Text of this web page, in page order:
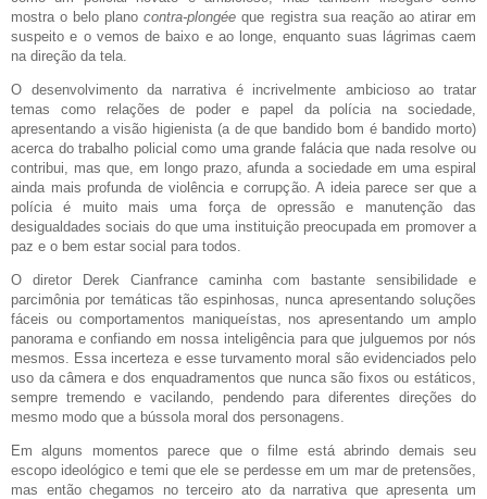
mostra o belo planocontra-plongée que registra sua reação ao atirar em
suspeito e o vemos de baixo e ao longe, enquanto suas lágrimas caem
na direção da tela.
O desenvolvimento da narrativa é incrivelmente ambicioso ao tratar
temas como relações de poder e papel da polícia na sociedade,
apresentando a visão higienista (a de que bandido bom é bandido morto)
acerca do trabalho policial como uma grande falácia que nada resolve ou
contribui, mas que, em longo prazo, afunda a sociedade em uma espiral
ainda mais profunda de violência e corrupção. A ideia parece ser que a
polícia é muito mais uma força de opressão e manutenção das
desigualdades sociais do que uma instituição preocupada em promover a
paz e o bem estar social para todos.
O diretor Derek Cianfrance caminha com bastante sensibilidade e
parcimônia por temáticas tão espinhosas, nunca apresentando soluções
fáceis ou comportamentos maniqueístas, nos apresentando um amplo
panorama e confiando em nossa inteligência para que julguemos por nós
mesmos. Essa incerteza e esse turvamento moral são evidenciados pelo
uso da câmera e dos enquadramentos que nunca são fixos ou estáticos,
sempre tremendo e vacilando, pendendo para diferentes direções do
mesmo modo que a bússola moral dos personagens.
Em alguns momentos parece que o filme está abrindo demais seu
escopo ideológico e temi que ele se perdesse em um mar de pretensões,
mas então chegamos no terceiro ato da narrativa que apresenta um